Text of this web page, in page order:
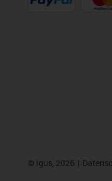
© igus, 2026